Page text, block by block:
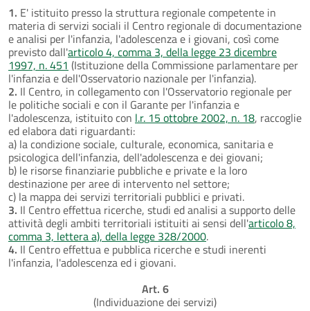
1. E' istituito presso la struttura regionale competente in
materia di servizi sociali il Centro regionale di documentazione
e analisi per l'infanzia, l'adolescenza e i giovani, così come
previsto dall'articolo 4, comma 3, della legge 23 dicembre
1997, n. 451 (Istituzione della Commissione parlamentare per
l'infanzia e dell'Osservatorio nazionale per l'infanzia).
2. Il Centro, in collegamento con l'Osservatorio regionale per
le politiche sociali e con il Garante per l'infanzia e
l'adolescenza, istituito con l.r. 15 ottobre 2002, n. 18, raccoglie
ed elabora dati riguardanti:
a) la condizione sociale, culturale, economica, sanitaria e
psicologica dell'infanzia, dell'adolescenza e dei giovani;
b) le risorse finanziarie pubbliche e private e la loro
destinazione per aree di intervento nel settore;
c) la mappa dei servizi territoriali pubblici e privati.
3. Il Centro effettua ricerche, studi ed analisi a supporto delle
attività degli ambiti territoriali istituiti ai sensi dell'articolo 8,
comma 3, lettera a), della legge 328/2000.
4. Il Centro effettua e pubblica ricerche e studi inerenti
l'infanzia, l'adolescenza ed i giovani.
Art. 6
(Individuazione dei servizi)